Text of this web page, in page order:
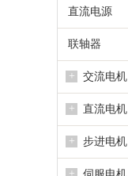
直流电源
联轴器
+ 交流电机
+ 直流电机
+ 步进电机
+